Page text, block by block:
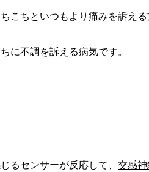
こちといつもより痛みを訴え
に不調を訴える病気です。
るセンサーが反応して、 交感